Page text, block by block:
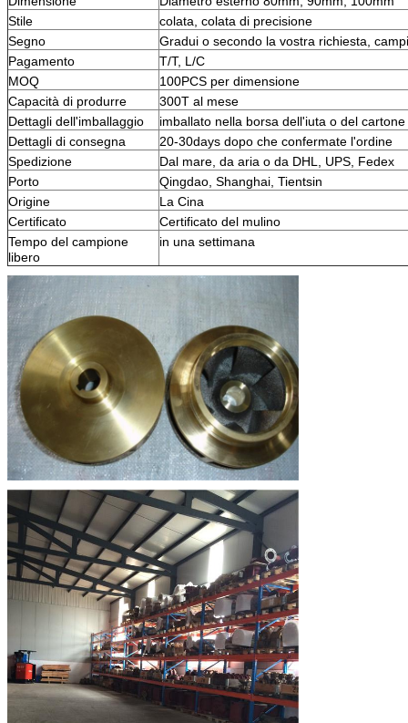
Stile
colata, colata di precisione
Segno
Gradui o secondo la vostra richiesta,
Pagamento
T/T, L/C
MOQ
100PCS per dimensione
Capacità di produrre
300T al mese
Dettagli dell'imballaggio
imballato nella borsa dell'iuta o del
Dettagli di consegna
20-30days dopo che confermate l'ordine
Spedizione
Dal mare, da aria o da DHL, UPS, Fedex
Porto
Qingdao, Shanghai, Tientsin
Origine
La Cina
Certificato
Certificato del mulino
Tempo del campione
libero
in una settimana